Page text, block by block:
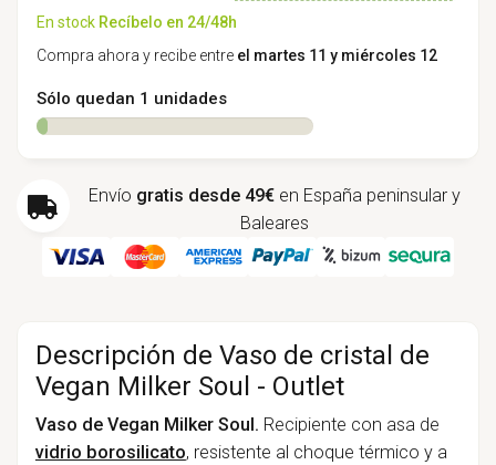
En stock Recíbelo en 24/48h
Compra ahora y recibe entre el martes 11 y miércoles 12
Sólo quedan 1 unidades
Envío gratis desde 49€ en España peninsular y
Baleares
Descripción de Vaso de cristal de
Vegan Milker Soul - Outlet
Vaso de Vegan Milker Soul. Recipiente con asa de
vidrio borosilicato, resistente al choque térmico y a